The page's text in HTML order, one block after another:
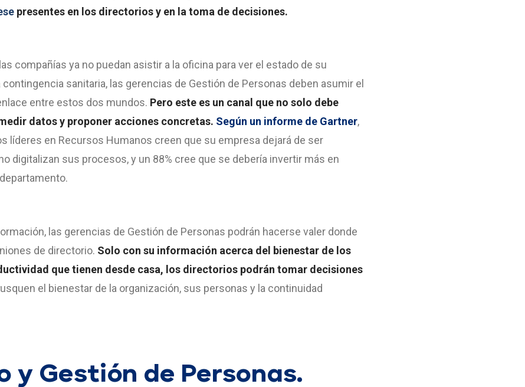
presentes en los directorios y en la toma de decisiones.
compañías ya no puedan asistir a la oficina para ver el estado de su
contingencia sanitaria, las gerencias de Gestión de Personas deben asumir el
entre estos dos mundos. Pero este es un canal que no solo debe
datos y proponer acciones concretas. Según un informe de Gartner,
líderes en Recursos Humanos creen que su empresa dejará de ser
digitalizan sus procesos, y un 88% cree que se debería invertir más en
las gerencias de Gestión de Personas podrán hacerse valer donde
de directorio. Solo con su información acerca del bienestar de los
que tienen desde casa, los directorios podrán tomar decisiones
el bienestar de la organización, sus personas y la continuidad
y Gestión de Personas.